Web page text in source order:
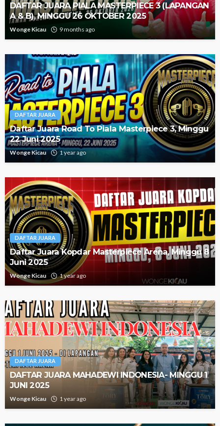
DAFTAR JUARA PIALA MASTERPIECE 3 (LAPANGAN
A & B), MINGGU 26 OKTOBER 2025
Wonge Kicau 9 months ago
DAFTAR JUARA
Daftar Juara Road To Piala Masterpiece 3, Minggu
22 Juni 2025
Wonge Kicau 1 year ago
DAFTAR JUARA
Daftar Juara Kopdar Masterpiece Arena, Minggu 8
Juni 2025
Wonge Kicau 1 year ago
DAFTAR JUARA
DAFTAR JUARA MAHADEWI INDONESIA- MINGGU 1
JUNI 2025
Wonge Kicau 1 year ago